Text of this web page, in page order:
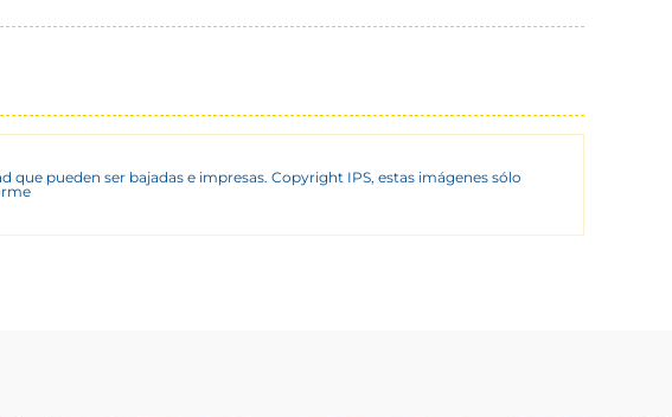
que pueden ser bajadas e impresas. Copyright IPS, estas imágenes sólo